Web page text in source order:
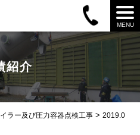
MENU
紹介
ラー及び圧力容器点検工事 > 2019.0